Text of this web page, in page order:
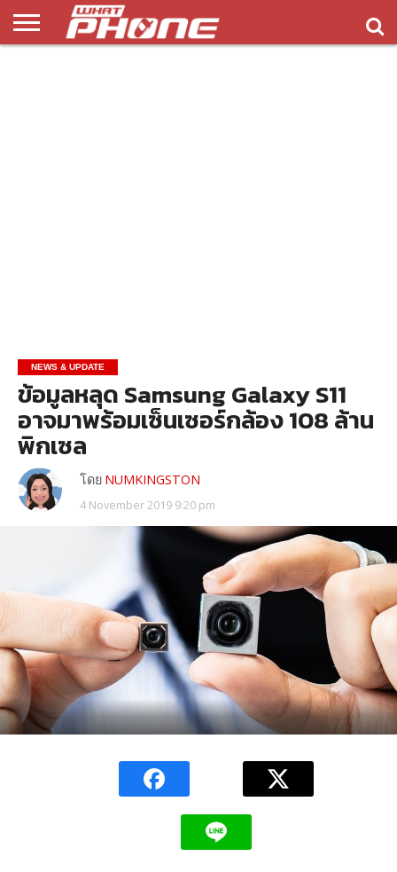
NEWS & UPDATE
ข้อมูลหลุด Samsung Galaxy S11
อาจมาพร้อมเซ็นเซอร์กล้อง 108 ล้าน
พิกเซล
โดย NUMKINGSTON
4 November 2019 9:20 pm